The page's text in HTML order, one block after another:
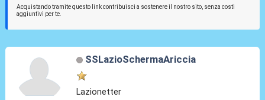
Acquistando tramite questo link contribuisci a sostenere il nostro sito, senza costi
aggiuntivi per te.
SSLazioSchermaAriccia
Lazionetter